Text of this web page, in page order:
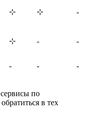
⊹ ⊹ -
⊹ -
-
- - -
по
в тех